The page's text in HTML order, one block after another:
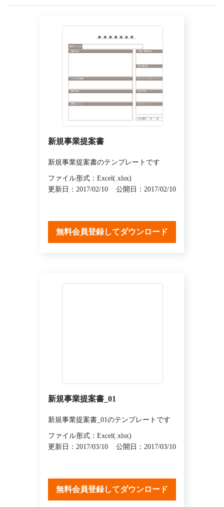
新規事業提案書
新規事業提案書のテンプレートです
ファイル形式：Excel(.xlsx)
更新日：2017/02/10
公開日：2017/02/10
無料会員登録してダウンロード
新規事業提案書_01
新規事業提案書_01のテンプレートです
ファイル形式：Excel(.xlsx)
更新日：2017/03/10
公開日：2017/03/10
無料会員登録してダウンロード